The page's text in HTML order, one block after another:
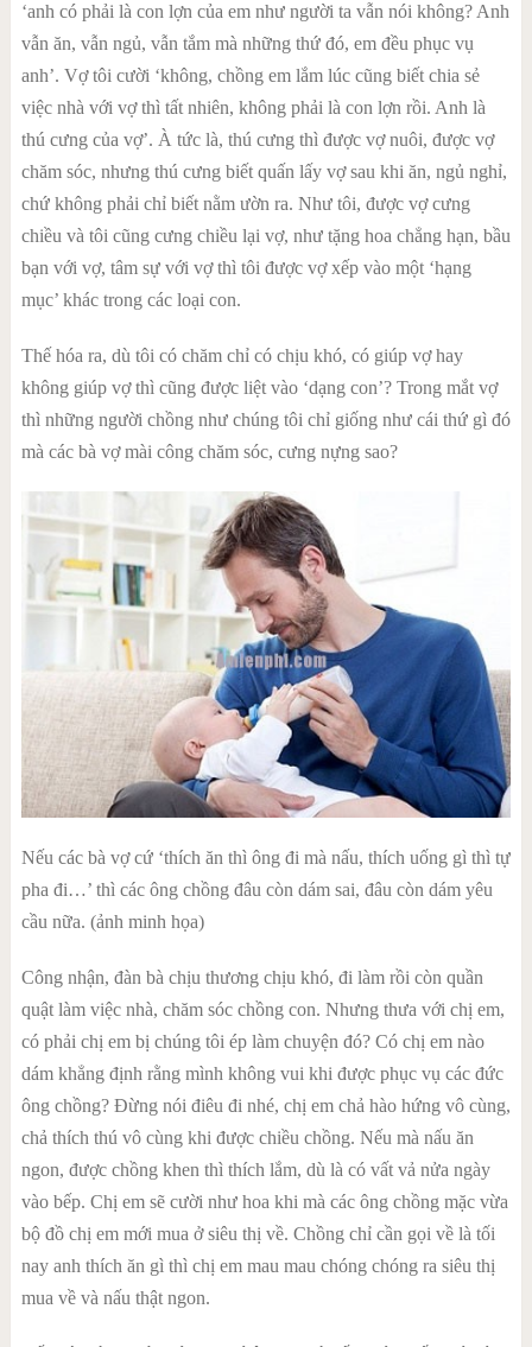
‘anh có phải là con lợn của em như người ta vẫn nói không? Anh
vẫn ăn, vẫn ngủ, vẫn tắm mà những thứ đó, em đều phục vụ
anh’. Vợ tôi cười ‘không, chồng em lắm lúc cũng biết chia sẻ
việc nhà với vợ thì tất nhiên, không phải là con lợn rồi. Anh là
thú cưng của vợ’. À tức là, thú cưng thì được vợ nuôi, được vợ
chăm sóc, nhưng thú cưng biết quấn lấy vợ sau khi ăn, ngủ nghỉ,
chứ không phải chỉ biết nằm ườn ra. Như tôi, được vợ cưng
chiều và tôi cũng cưng chiều lại vợ, như tặng hoa chẳng hạn, bầu
bạn với vợ, tâm sự với vợ thì tôi được vợ xếp vào một ‘hạng
mục’ khác trong các loại con.
Thế hóa ra, dù tôi có chăm chỉ có chịu khó, có giúp vợ hay
không giúp vợ thì cũng được liệt vào ‘dạng con’? Trong mắt vợ
thì những người chồng như chúng tôi chỉ giống như cái thứ gì đó
mà các bà vợ mài công chăm sóc, cưng nựng sao?
Nếu các bà vợ cứ ‘thích ăn thì ông đi mà nấu, thích uống gì thì tự
pha đi…’ thì các ông chồng đâu còn dám sai, đâu còn dám yêu
cầu nữa. (ảnh minh họa)
Công nhận, đàn bà chịu thương chịu khó, đi làm rồi còn quần
quật làm việc nhà, chăm sóc chồng con. Nhưng thưa với chị em,
có phải chị em bị chúng tôi ép làm chuyện đó? Có chị em nào
dám khẳng định rằng mình không vui khi được phục vụ các đức
ông chồng? Đừng nói điêu đi nhé, chị em chả hào hứng vô cùng,
chả thích thú vô cùng khi được chiều chồng. Nếu mà nấu ăn
ngon, được chồng khen thì thích lắm, dù là có vất vả nửa ngày
vào bếp. Chị em sẽ cười như hoa khi mà các ông chồng mặc vừa
bộ đồ chị em mới mua ở siêu thị về. Chồng chỉ cần gọi về là tối
nay anh thích ăn gì thì chị em mau mau chóng chóng ra siêu thị
mua về và nấu thật ngon.